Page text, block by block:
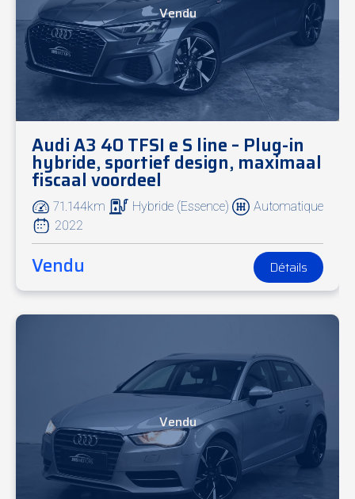
Vendu
Audi A3 40 TFSI e S line – Plug-in
hybride, sportief design, maximaal
fiscaal voordeel
71.144km Hybride (Essence)
Automatique
2022
Vendu Détails
Vendu